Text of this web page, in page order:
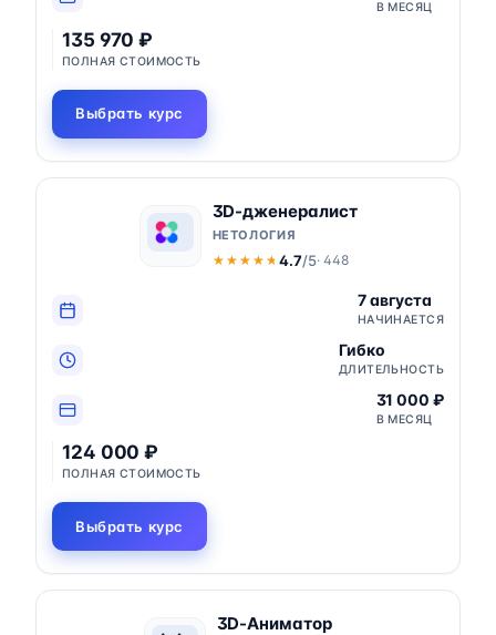
В МЕСЯЦ
135 970 ₽
ПОЛНАЯ СТОИМОСТЬ
Выбрать курс
3D-дженералист
НЕТОЛОГИЯ
★★★★★
★★★★★ 4.7/5· 448
7 августа
НАЧИНАЕТСЯ
Гибко
ДЛИТЕЛЬНОСТЬ
31 000 ₽
В МЕСЯЦ
124 000 ₽
ПОЛНАЯ СТОИМОСТЬ
Выбрать курс
3D-Аниматор